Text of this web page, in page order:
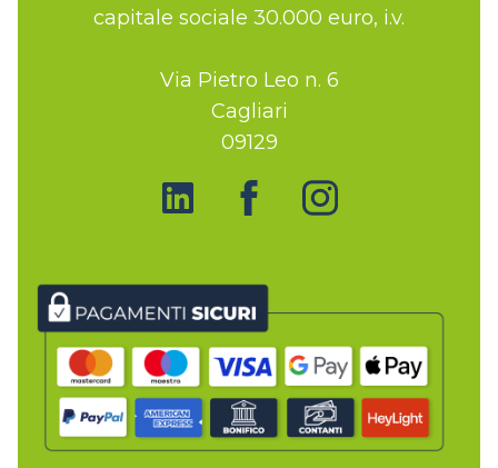
capitale sociale 30.000 euro, i.v.
Via Pietro Leo n. 6
Cagliari
09129